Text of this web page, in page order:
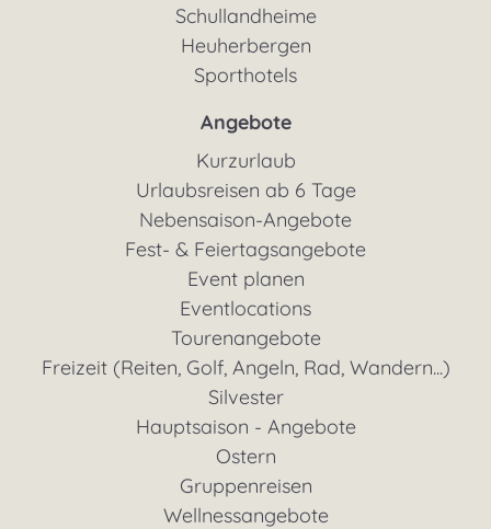
Schullandheime
Heuherbergen
Sporthotels
Angebote
Kurzurlaub
Urlaubsreisen ab 6 Tage
Nebensaison-Angebote
Fest- & Feiertagsangebote
Event planen
Eventlocations
Tourenangebote
Freizeit (Reiten, Golf, Angeln, Rad, Wandern...)
Silvester
Hauptsaison - Angebote
Ostern
Gruppenreisen
Wellnessangebote